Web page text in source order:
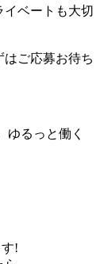
イベートも大切
はご応募お待ち
ゆるっと働く
!